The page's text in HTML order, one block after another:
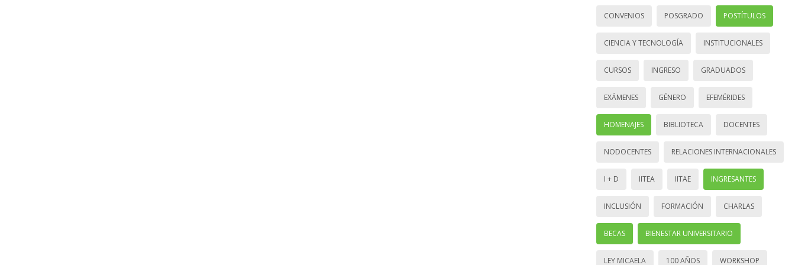
CONVENIOS POSGRADO POSTÍTULOS
CIENCIA Y TECNOLOGÍA INSTITUCIONALES
CURSOS INGRESO GRADUADOS
EXÁMENES GÉNERO EFEMÉRIDES
HOMENAJES BIBLIOTECA DOCENTES
NODOCENTES RELACIONES INTERNACIONALES
I + D IITEA IITAE INGRESANTES
INCLUSIÓN FORMACIÓN CHARLAS
BECAS BIENESTAR UNIVERSITARIO
LEY MICAELA 100 AÑOS WORKSHOP